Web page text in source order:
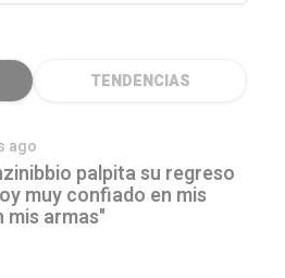
TENDENCIAS
ago
palpita su regreso
muy confiado en mis
mis armas"